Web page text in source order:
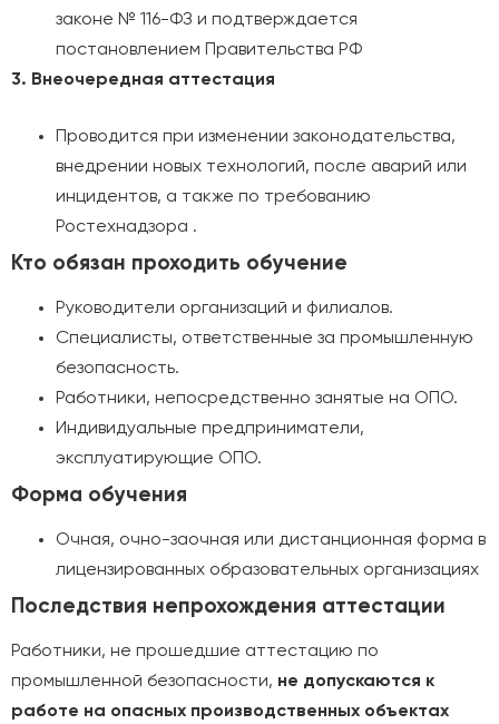
законе № 116-ФЗ и подтверждается
постановлением Правительства РФ
3. Внеочередная аттестация
Проводится при изменении законодательства,
внедрении новых технологий, после аварий или
инцидентов, а также по требованию
Ростехнадзора .
Кто обязан проходить обучение
Руководители организаций и филиалов.
Специалисты, ответственные за промышленную
безопасность.
Работники, непосредственно занятые на ОПО.
Индивидуальные предприниматели,
эксплуатирующие ОПО.
Форма обучения
Очная, очно-заочная или дистанционная форма в
лицензированных образовательных организациях
Последствия непрохождения аттестации
Работники, не прошедшие аттестацию по
промышленной безопасности, не допускаются к
работе на опасных производственных объектах